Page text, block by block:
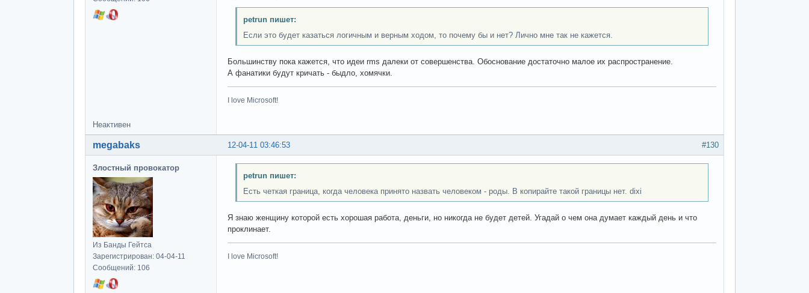
petrun пишет:
Если это будет казаться логичным и верным ходом, то почему бы и нет? Лично мне так не кажется.
Большинству пока кажется, что идеи rms далеки от совершенства. Обоснование достаточно малое их распространение.
А фанатики будут кричать - быдло, хомячки.
I love Microsoft!
Неактивен
#130
12-04-11 03:46:53
megabaks
Злостный провокатор
Из Банды Гейтса
Зарегистрирован: 04-04-11
Сообщений: 106
petrun пишет:
Есть четкая граница, когда человека принято назвать человеком - роды. В копирайте такой границы нет. dixi
Я знаю женщину которой есть хорошая работа, деньги, но никогда не будет детей. Угадай о чем она думает каждый день и что
проклинает.
I love Microsoft!